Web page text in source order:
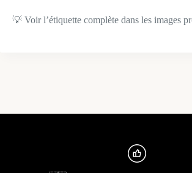
💡 Voir l’étiquette complète dans les images